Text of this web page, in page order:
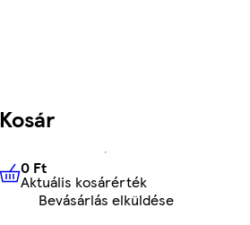
Kosár
0 FtAktuális kosárérték
0 Ft
Aktuális kosárérték
Bevásárlás elküldése